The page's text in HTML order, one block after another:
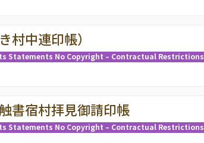
村中連印帳）
Statements No Copyright – Contractual Restrictions
書宿村拝見御請印帳
Statements No Copyright – Contractual Restrictions